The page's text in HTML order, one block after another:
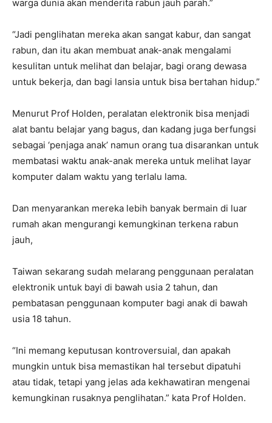
warga dunia akan menderita rabun jauh parah.”
“Jadi penglihatan mereka akan sangat kabur, dan sangat
rabun, dan itu akan membuat anak-anak mengalami
kesulitan untuk melihat dan belajar, bagi orang dewasa
untuk bekerja, dan bagi lansia untuk bisa bertahan hidup.”
Menurut Prof Holden, peralatan elektronik bisa menjadi
alat bantu belajar yang bagus, dan kadang juga berfungsi
sebagai ‘penjaga anak’ namun orang tua disarankan untuk
membatasi waktu anak-anak mereka untuk melihat layar
komputer dalam waktu yang terlalu lama.
Dan menyarankan mereka lebih banyak bermain di luar
rumah akan mengurangi kemungkinan terkena rabun
jauh,
Taiwan sekarang sudah melarang penggunaan peralatan
elektronik untuk bayi di bawah usia 2 tahun, dan
pembatasan penggunaan komputer bagi anak di bawah
usia 18 tahun.
“Ini memang keputusan kontroversuial, dan apakah
mungkin untuk bisa memastikan hal tersebut dipatuhi
atau tidak, tetapi yang jelas ada kekhawatiran mengenai
kemungkinan rusaknya penglihatan.” kata Prof Holden.